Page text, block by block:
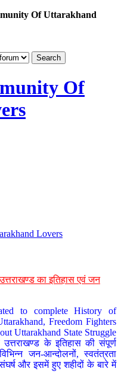
Of Uttarakhand
Of
Lovers
का इतिहास एवं जन
to complete History of
Freedom Fighters
Uttarakhand State Struggle
के इतिहास की संपूर्ण
जन-आन्दोलनों, स्वतंत्रता
और इसमें हुए शहीदों के बारे में